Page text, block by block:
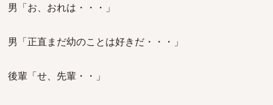
男「お、おれは・・・」
男「正直まだ幼のことは好きだ・・・」
後輩「せ、先輩・・」